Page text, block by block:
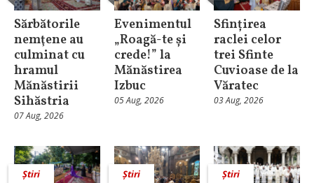
Sărbătorile
nemţene au
culminat cu
hramul
Mănăstirii
Sihăstria
07 Aug, 2026
Evenimentul
„Roagă-te și
crede!” la
Mănăstirea
Izbuc
05 Aug, 2026
Sfințirea
raclei celor
trei Sfinte
Cuvioase de la
Văratec
03 Aug, 2026
Știri Știri Știri